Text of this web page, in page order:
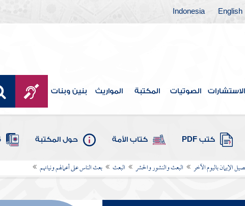
English
Indonesia
الاستشارات الصوتيات المكتبة المواريث بنين وبنات
كتب PDF كتاب الأمة حول المكتبة
الإيمان باليوم الآخر البعث والنشور والحشر البعث بعث الناس على أعمالهم ونياتهم